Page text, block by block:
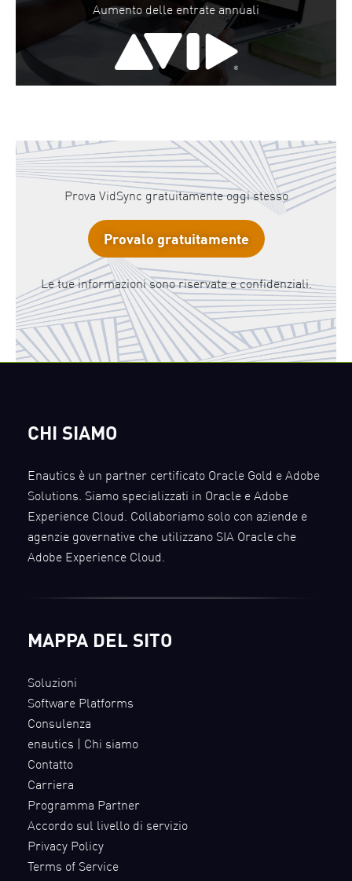
Aumento delle entrate annuali
Prova VidSync gratuitamente oggi stesso
Provalo gratuitamente
Le tue informazioni sono riservate e confidenziali.
CHI SIAMO
Enautics è un partner certificato Oracle Gold e Adobe
Solutions. Siamo specializzati in Oracle e Adobe
Experience Cloud. Collaboriamo solo con aziende e
agenzie governative che utilizzano SIA Oracle che
Adobe Experience Cloud.
MAPPA DEL SITO
Soluzioni
Software Platforms
Consulenza
enautics | Chi siamo
Contatto
Carriera
Programma Partner
Accordo sul livello di servizio
Privacy Policy
Terms of Service